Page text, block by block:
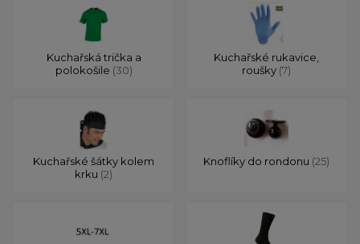
Kuchařská trička a
polokošile (30)
Kuchařské rukavice,
roušky (7)
Kuchařské šátky kolem
krku (2)
Knoflíky do rondonu (25)